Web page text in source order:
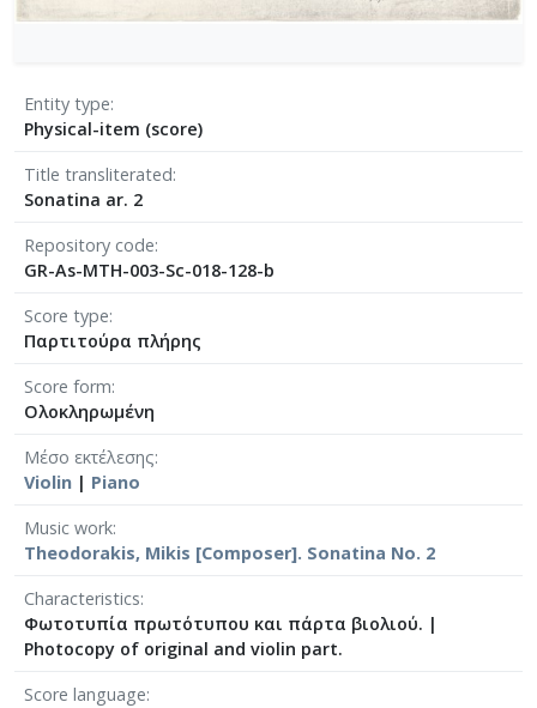
[Φάκελος] GR-As-MTH-003-Sc-005-042-Το
[Φάκελος] GR-As-MTH-003-Sc-005-043-
[Φάκελος] GR-As-MTH-003-Sc-006-046-
[Φάκελος] GR-As-MTH-003-Sc-006-049-Έργο
[Φάκελος] GR-As-MTH-003-Sc-006-053-
[Φάκελος] GR-As-MTH-003-Sc-007-056-
[Φάκελος] GR-As-MTH-003-Sc-008-059-
[Φάκελος] GR-As-MTH-003-Sc-008-060-
Entity type
Physical-item (score)
Title transliterated
Sonatina ar. 2
Repository code
GR-As-MTH-003-Sc-018-128-b
Score type
Παρτιτούρα πλήρης
Score form
Ολοκληρωμένη
Μέσο εκτέλεσης
Violin | Piano
Music work
Theodorakis, Mikis [Composer]. Sonatina No. 2
Characteristics
Φωτοτυπία πρωτότυπου και πάρτα βιολιού. |
Photocopy of original and violin part.
Score language